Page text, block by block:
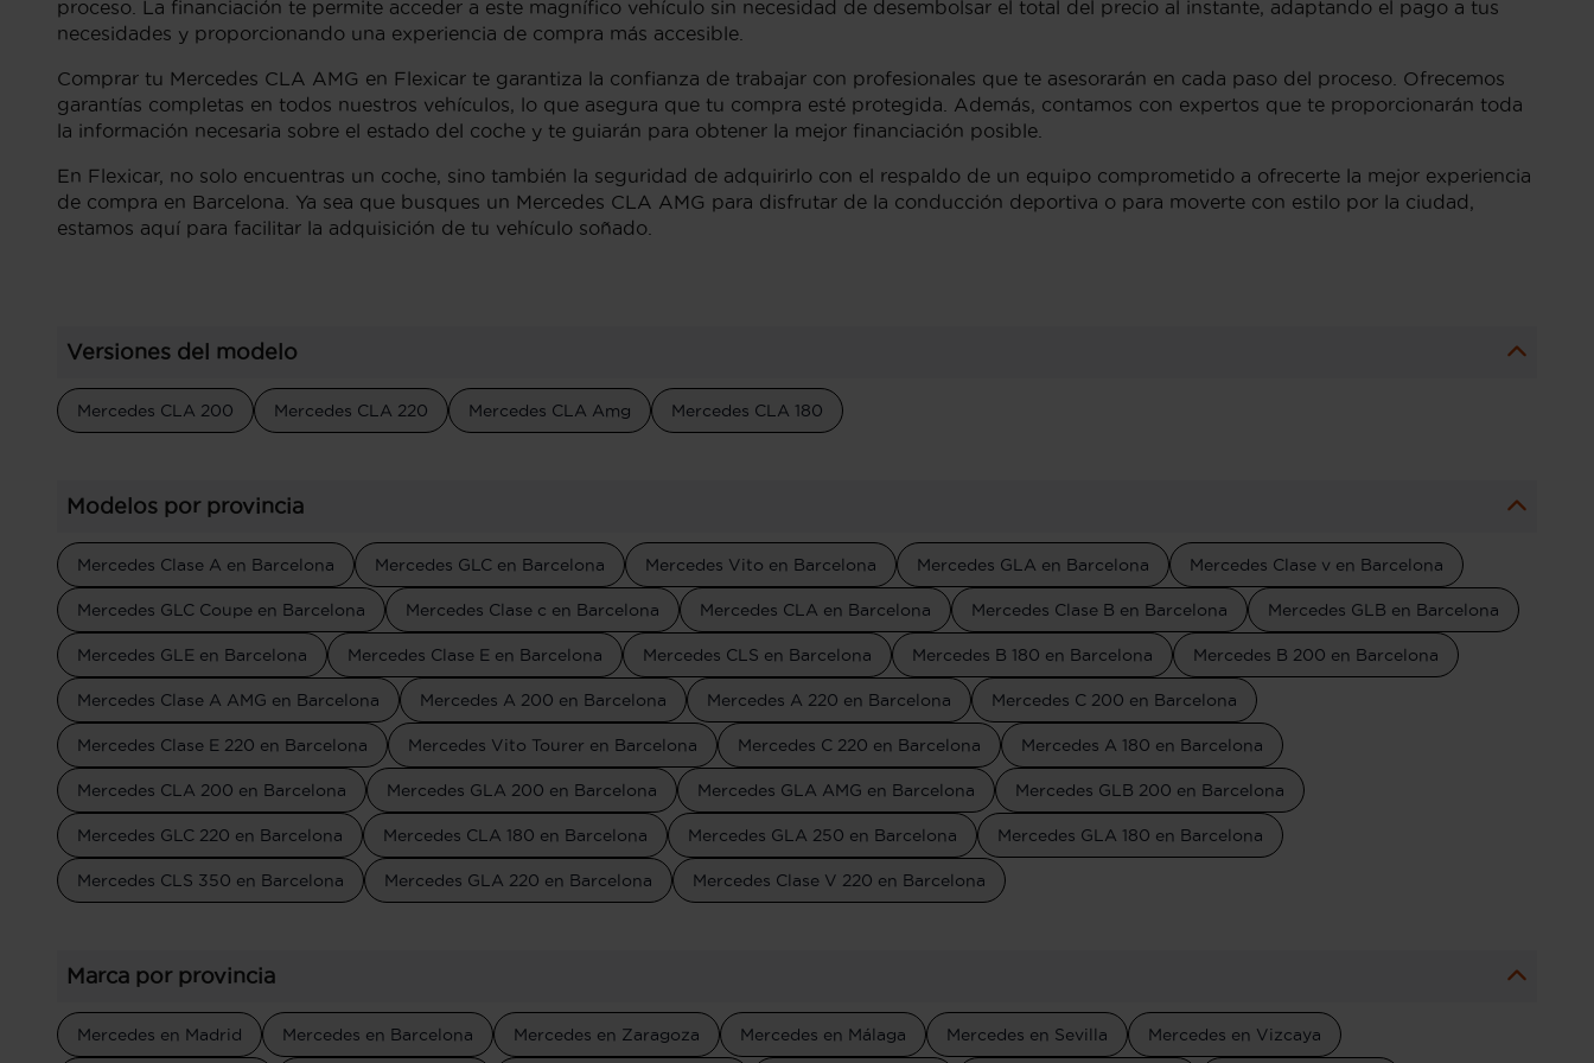
proceso. La financiación te permite acceder a este magnífico vehículo sin necesidad de desembolsar el total del precio al instante, adaptando el pago a tus
necesidades y proporcionando una experiencia de compra más accesible.
Comprar tu Mercedes CLA AMG en Flexicar te garantiza la confianza de trabajar con profesionales que te asesorarán en cada paso del proceso. Ofrecemos
garantías completas en todos nuestros vehículos, lo que asegura que tu compra esté protegida. Además, contamos con expertos que te proporcionarán toda
la información necesaria sobre el estado del coche y te guiarán para obtener la mejor financiación posible.
En Flexicar, no solo encuentras un coche, sino también la seguridad de adquirirlo con el respaldo de un equipo comprometido a ofrecerte la mejor experiencia
de compra en Barcelona. Ya sea que busques un Mercedes CLA AMG para disfrutar de la conducción deportiva o para moverte con estilo por la ciudad,
estamos aquí para facilitar la adquisición de tu vehículo soñado.
Versiones del modelo
Mercedes CLA 200 Mercedes CLA 220 Mercedes CLA Amg Mercedes CLA 180
Modelos por provincia
Mercedes Clase A en Barcelona Mercedes GLC en Barcelona Mercedes Vito en Barcelona Mercedes GLA en Barcelona Mercedes Clase v en Barcelona
Mercedes GLC Coupe en Barcelona Mercedes Clase c en Barcelona Mercedes CLA en Barcelona Mercedes Clase B en Barcelona Mercedes GLB en Barcelona
Mercedes GLE en Barcelona Mercedes Clase E en Barcelona Mercedes CLS en Barcelona Mercedes B 180 en Barcelona Mercedes B 200 en Barcelona
Mercedes Clase A AMG en Barcelona Mercedes A 200 en Barcelona Mercedes A 220 en Barcelona Mercedes C 200 en Barcelona
Mercedes Clase E 220 en Barcelona Mercedes Vito Tourer en Barcelona Mercedes C 220 en Barcelona Mercedes A 180 en Barcelona
Mercedes CLA 200 en Barcelona Mercedes GLA 200 en Barcelona Mercedes GLA AMG en Barcelona Mercedes GLB 200 en Barcelona
Mercedes GLC 220 en Barcelona Mercedes CLA 180 en Barcelona Mercedes GLA 250 en Barcelona Mercedes GLA 180 en Barcelona
Mercedes CLS 350 en Barcelona Mercedes GLA 220 en Barcelona Mercedes Clase V 220 en Barcelona
Marca por provincia
Mercedes en Madrid Mercedes en Barcelona Mercedes en Zaragoza Mercedes en Málaga Mercedes en Sevilla Mercedes en Vizcaya